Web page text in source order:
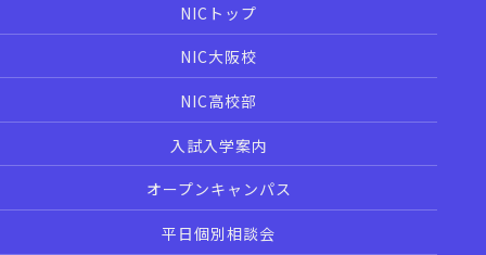
NICトップ
NIC大阪校
NIC高校部
入試入学案内
オープンキャンパス
平日個別相談会